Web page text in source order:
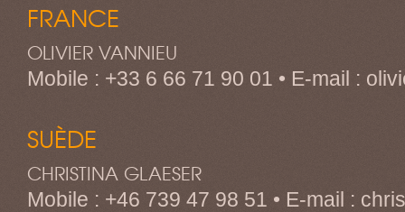
FRANCE
OLIVIER VANNIEU
Mobile : +33 6 66 71 90 01 • E-mail :
SUÈDE
CHRISTINA GLAESER
Mobile : +46 739 47 98 51 • E-mail :